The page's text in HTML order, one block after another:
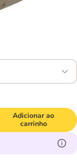
Adicionar ao
carrinho